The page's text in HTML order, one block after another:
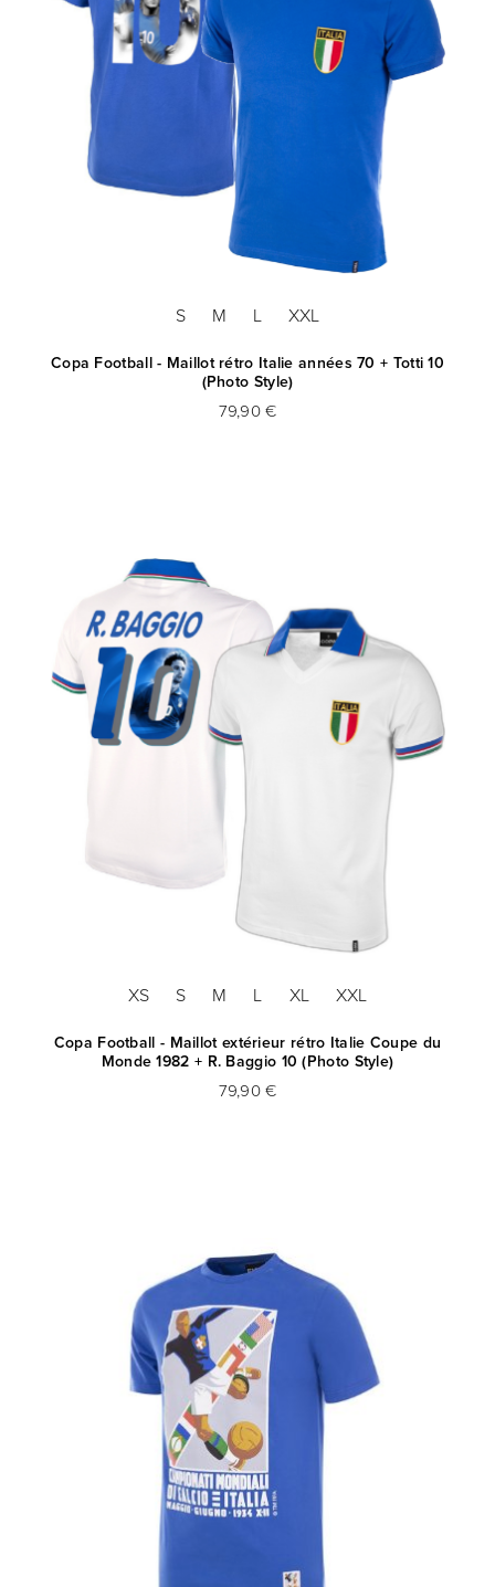
S M L XXL
Copa Football - Maillot rétro Italie années 70 + Totti 10
(Photo Style)
79,90 €
XS S M L XL XXL
Copa Football - Maillot extérieur rétro Italie Coupe du
Monde 1982 + R. Baggio 10 (Photo Style)
79,90 €